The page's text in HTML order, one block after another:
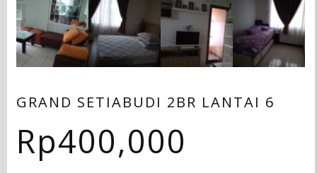
GRAND SETIABUDI 2BR LANTAI 6
Rp400,000